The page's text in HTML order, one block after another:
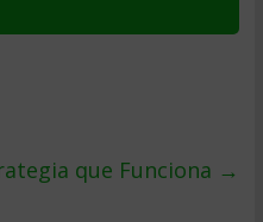
que Funciona →